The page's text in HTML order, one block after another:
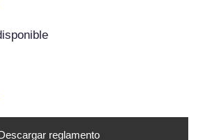
reglamento